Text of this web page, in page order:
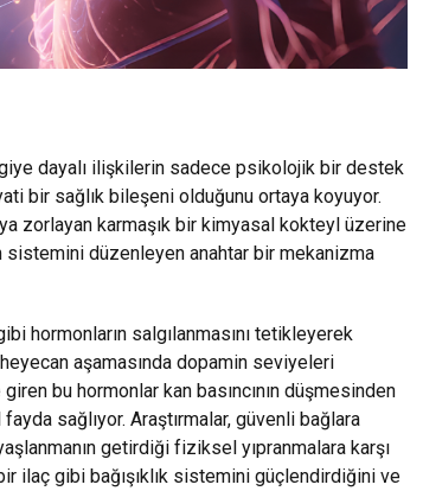
dayalı ilişkilerin sadece psikolojik bir destek
bir sağlık bileşeni olduğunu ortaya koyuyor.
zorlayan karmaşık bir kimyasal kokteyl üzerine
sistemini düzenleyen anahtar bir mekanizma
hormonların salgılanmasını tetikleyerek
aşamasında dopamin seviyeleri
bu hormonlar kan basıncının düşmesinden
sağlıyor. Araştırmalar, güvenli bağlara
getirdiği fiziksel yıpranmalara karşı
bir ilaç gibi bağışıklık sistemini güçlendirdiğini ve